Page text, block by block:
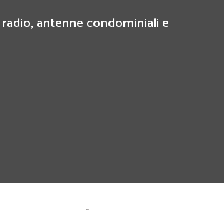
antenne condominiali e